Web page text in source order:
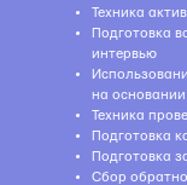
Техника
Подготовка
интервью
на
Техника
Подготовка
Подготовка
Сбор